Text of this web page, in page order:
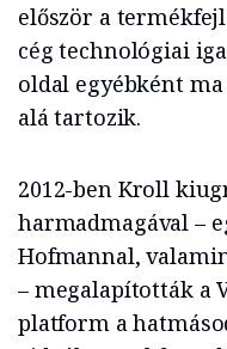
először a
cég technológiai
oldal egyébként
alá tartozik.
2012-ben Kroll
harmadmagával –
Hofmannal,
– megalapították a
platform a